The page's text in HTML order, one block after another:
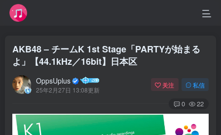
AKB48 – チームK 1st Stage「PARTYが始まる
よ」【44.1kHz／16bit】日本区
OppsUplus
25年2月27日 13:08更新
关注 私信
0 22